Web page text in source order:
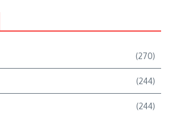
(270)
(244)
(244)